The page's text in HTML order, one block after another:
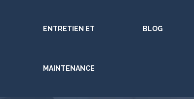
ENTRETIEN ET
MAINTENANCE
BLOG